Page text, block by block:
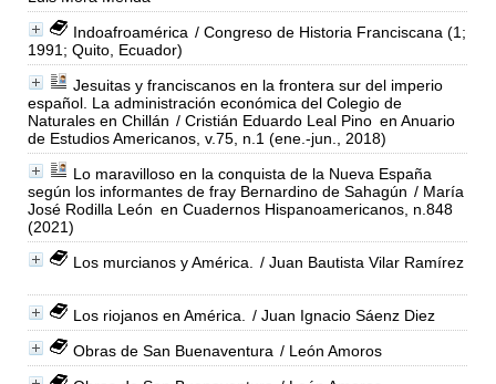
Indoafroamérica / Congreso de Historia Franciscana (1;
1991; Quito, Ecuador)
Jesuitas y franciscanos en la frontera sur del imperio
español. La administración económica del Colegio de
Naturales en Chillán / Cristián Eduardo Leal Pino en Anuario
de Estudios Americanos, v.75, n.1 (ene.-jun., 2018)
Lo maravilloso en la conquista de la Nueva España
según los informantes de fray Bernardino de Sahagún / María
José Rodilla León en Cuadernos Hispanoamericanos, n.848
(2021)
Los murcianos y América.
/ Juan Bautista Vilar Ramírez
Los riojanos en América.
/ Juan Ignacio Sáenz Diez
Obras de San Buenaventura / León Amoros